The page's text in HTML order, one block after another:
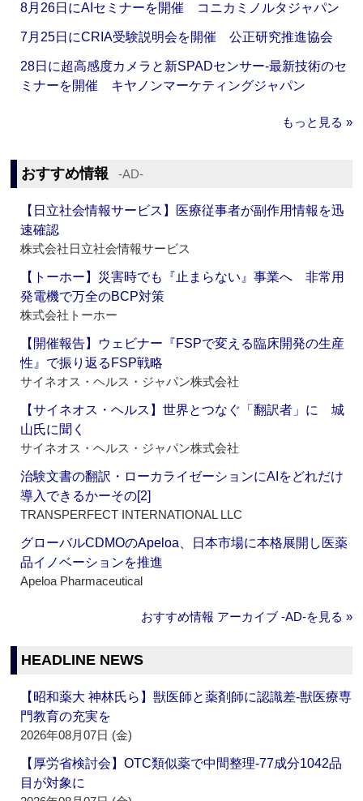
8月26日にAIセミナーを開催 コニカミノルタジャパン
7月25日にCRIA受験説明会を開催 公正研究推進協会
28日に超高感度カメラと新SPADセンサー‐最新技術のセ
ミナーを開催 キヤノンマーケティングジャパン
もっと見る »
おすすめ情報 ‐AD‐
【日立社会情報サービス】医療従事者が副作用情報を迅
速確認
株式会社日立社会情報サービス
【トーホー】災害時でも『止まらない』事業へ 非常用
発電機で万全のBCP対策
株式会社トーホー
【開催報告】ウェビナー『FSPで変える臨床開発の生産
性』で振り返るFSP戦略
サイネオス・ヘルス・ジャパン株式会社
【サイネオス・ヘルス】世界とつなぐ「翻訳者」に 城
山氏に聞く
サイネオス・ヘルス・ジャパン株式会社
治験文書の翻訳・ローカライゼーションにAIをどれだけ
導入できるかーその[2]
TRANSPERFECT INTERNATIONAL LLC
グローバルCDMOのApeloa、日本市場に本格展開し医薬
品イノベーションを推進
Apeloa Pharmaceutical
おすすめ情報 アーカイブ ‐AD‐を見る »
HEADLINE NEWS
【昭和薬大 神林氏ら】獣医師と薬剤師に認識差‐獣医療専
門教育の充実を
2026年08月07日 (金)
【厚労省検討会】OTC類似薬で中間整理‐77成分1042品
目が対象に